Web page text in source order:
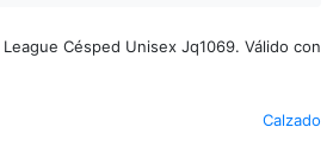
Césped Unisex Jq1069. Válido con
Calzado